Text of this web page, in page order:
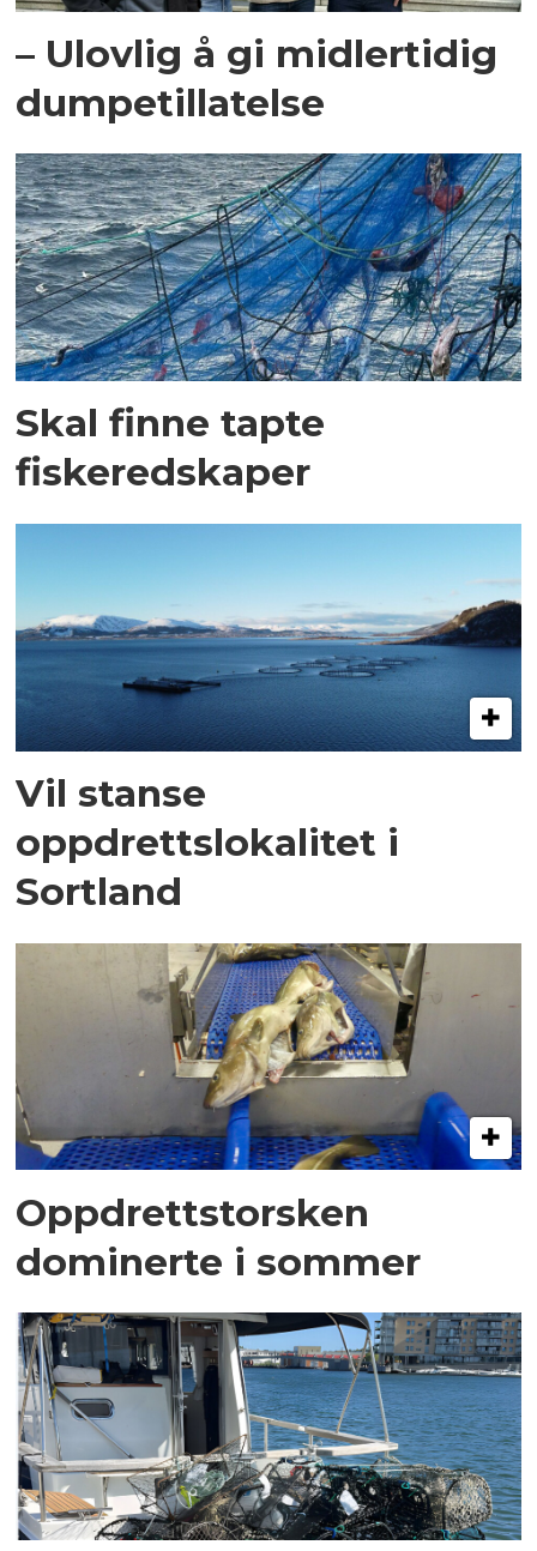
– Ulovlig å gi midlertidig
dumpetillatelse
Skal finne tapte
fiskeredskaper
Vil stanse
oppdrettslokalitet i
Sortland
Oppdrettstorsken
dominerte i sommer